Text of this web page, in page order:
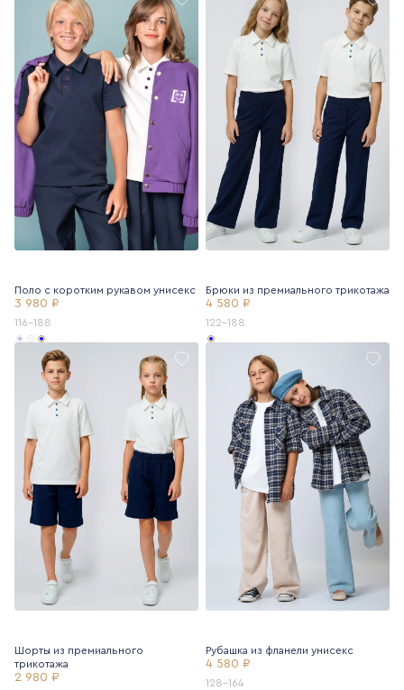
Поло с коротким рукавом унисекс
3 980 ₽
116-188
Брюки из премиального трикотажа
4 580 ₽
122-188
Шорты из премиального
трикотажа
2 980 ₽
Рубашка из фланели унисекс
4 580 ₽
128-164